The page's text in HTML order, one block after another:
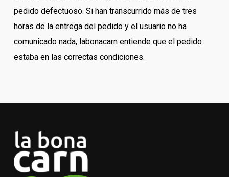
pedido defectuoso. Si han transcurrido más de tres
horas de la entrega del pedido y el usuario no ha
comunicado nada, labonacarn entiende que el pedido
estaba en las correctas condiciones.